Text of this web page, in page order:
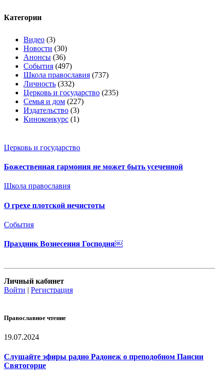
Категории
Видео (3)
Новости (30)
Анонсы (36)
События (497)
Школа православия (737)
Личность (332)
Церковь и государство (235)
Семья и дом (227)
Издательство (3)
Киноконкурс (1)
Церковь и государство
Божественная гармония не может быть усеченной
Школа православия
О грехе плотской нечистоты
События
Праздник Вознесения Господня￼
Личный кабинет
Войти | Регистрация
Православное чтение
19.07.2024
Слушайте эфиры радио Радонеж о преподобном Паисии
Святогорце